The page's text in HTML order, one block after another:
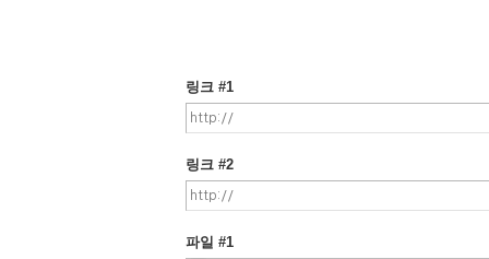
합리적 객관성 , 평화통일 기원, 카자흐스탄 문공부 등록
st. Bagenbai batira 214-13 Almaty Kazakhstan Tel.